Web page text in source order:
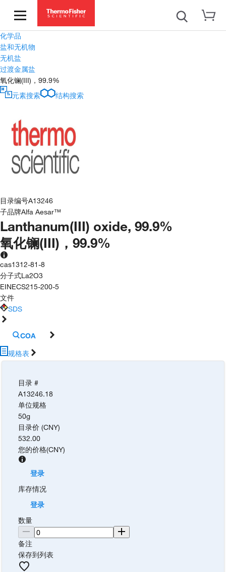
化学品
盐和无机物
无机盐
过渡金属盐
氧化镧(III)，99.9%
元素搜索
结构搜索
目录编号A13246
子品牌Alfa Aesar™
Lanthanum(III) oxide, 99.9%
氧化镧(III)，99.9%
cas1312-81-8
分子式La2O3
EINECS215-200-5
文件
SDS
COA
规格表
目录 #
A13246.18
单位规格
50g
目录价 (CNY)
532.00
您的价格(CNY)
登录
库存情况
登录
数量
备注
保存到列表